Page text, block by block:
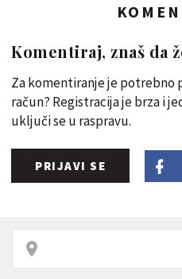
Komentiraj, znaš da
Za komentiranje je potrebno
račun? Registracija je brza i
uključi se u raspravu.
PRIJAVI SE